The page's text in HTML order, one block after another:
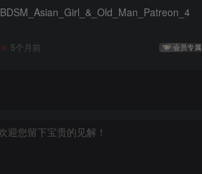
BDSM_Asian_Girl_&_Old_Man_Patreon_4
5个月前 会员专属